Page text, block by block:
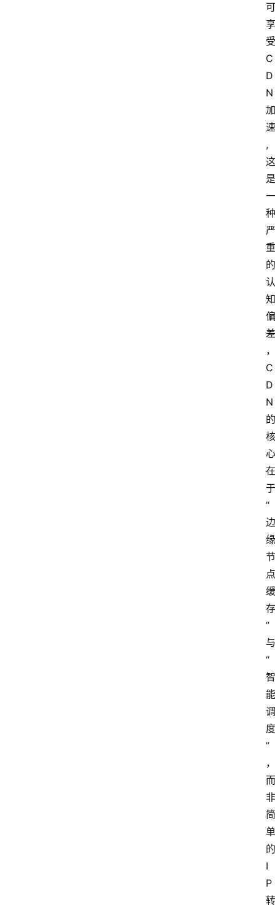
可
享
受
C
D
N
加
速
,
这
是
一
种
严
重
的
认
知
偏
差
，
C
D
N
的
核
心
在
于
“
边
缘
节
点
缓
存
”
与
“
智
能
调
度
”
，
而
非
简
单
的
I
P
转